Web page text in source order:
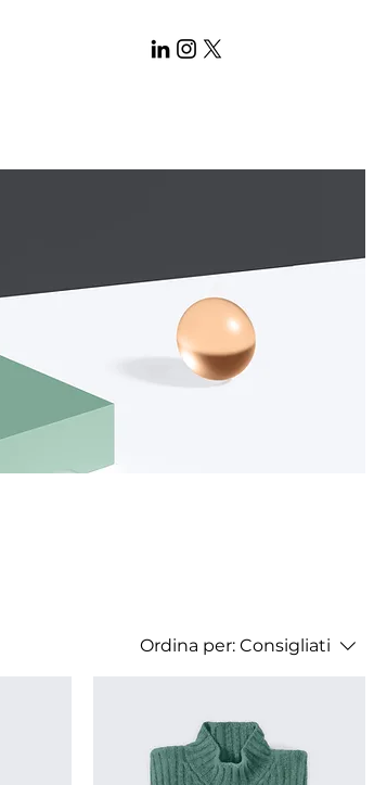
Ordina per: Consigliati